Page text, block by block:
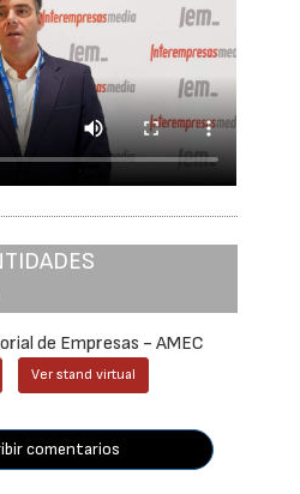
de Empresas - AMEC
Ver stand virtual
comentarios